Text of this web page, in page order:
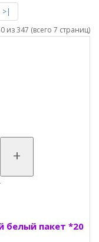
>|
из 347 (всего 7 страниц)
+
белый пакет *20